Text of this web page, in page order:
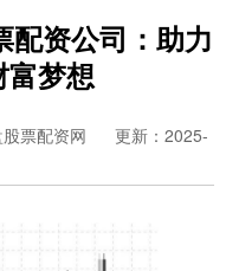
配资公司：助力
富梦想
票配资网
更新：2025-